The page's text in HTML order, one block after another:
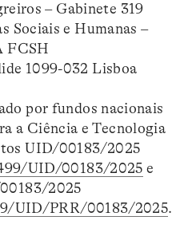
– Gabinete 319
Sociais e Humanas –
FCSH
1099-032 Lisboa
por fundos nacionais
a Ciência e Tecnologia
UID/00183/2025
UID/00183/2025 e
2025
UID/PRR/00183/2025.